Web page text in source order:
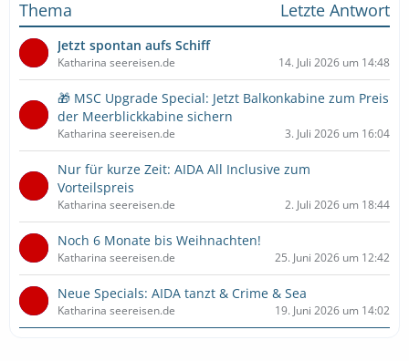
Thema
Letzte Antwort
Jetzt spontan aufs Schiff
Katharina seereisen.de 14. Juli 2026 um 14:48
🎁 MSC Upgrade Special: Jetzt Balkonkabine zum Preis
der Meerblickkabine sichern
Katharina seereisen.de 3. Juli 2026 um 16:04
Nur für kurze Zeit: AIDA All Inclusive zum
Vorteilspreis
Katharina seereisen.de 2. Juli 2026 um 18:44
Noch 6 Monate bis Weihnachten!
Katharina seereisen.de 25. Juni 2026 um 12:42
Neue Specials: AIDA tanzt & Crime & Sea
Katharina seereisen.de 19. Juni 2026 um 14:02